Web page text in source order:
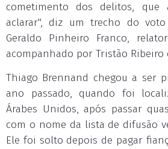
cometimento dos delitos, que
aclarar", diz um trecho do voto
Geraldo Pinheiro Franco,
acompanhado por Tristão Ribeiro
Thiago Brennand chegou a ser
ano passado, quando foi
Árabes Unidos, após passar
com o nome da lista de difusão
Ele foi solto depois de pagar